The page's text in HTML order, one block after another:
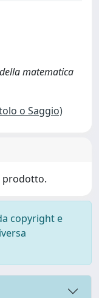
matematica
o Saggio)
prodotto.
copyright e